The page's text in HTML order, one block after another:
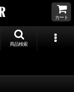
カート
商品検索